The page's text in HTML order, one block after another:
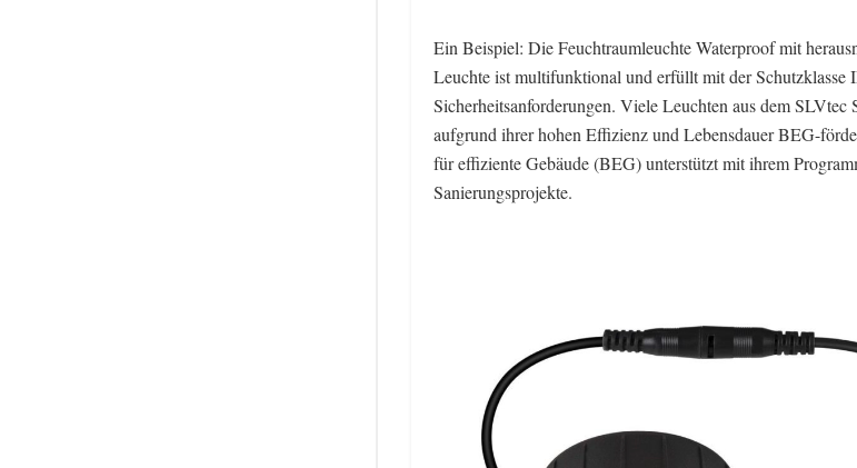
Ein Beispiel: Die Feuchtraumleuchte Waterproof mit
Leuchte ist multifunktional und erfüllt mit der Schutzklasse
Sicherheitsanforderungen. Viele Leuchten aus dem SLVtec
aufgrund ihrer hohen Effizienz und Lebensdauer BEG-
für effiziente Gebäude (BEG) unterstützt mit ihrem
Sanierungsprojekte.